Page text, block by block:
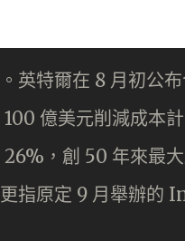
英特爾在 8 月初公
億美元削減成本
，創 50 年來最
指原定 9 月舉辦